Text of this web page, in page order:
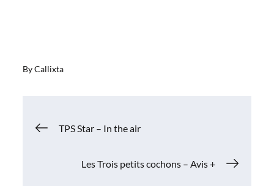
ByCallixta
Navigation
TPS Star – In the air
Les Trois petits cochons – Avis +